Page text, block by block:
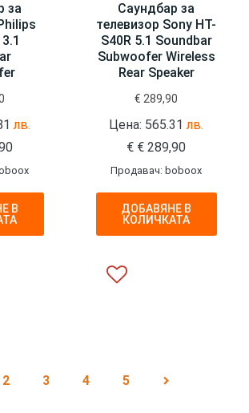
за
лв.
В
Саундбар за
телевизор Sony HT-
S40R 5.1 Soundbar
Subwoofer Wireless
Rear Speaker
€ 289,90
Цена: 565.31лв.
€ € 289,90
Продавач: boboox
ДОБАВЯНЕ В
КОЛИЧКАТА
2 3 4 5 navigate_next